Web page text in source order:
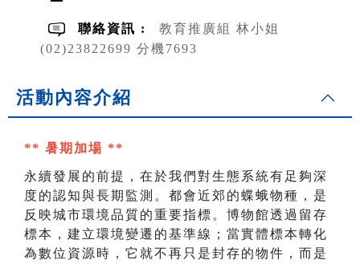
聯絡資訊 :
教育推廣組 林小姐
(02)23822699 分機7693
活動內容介紹
** 暑期加場 **
永續發展的前提，在於我們對生態系統有足夠深
度的認知與長期監測。都會近郊的蝶蛾物種，是
反映城市環境品質的重要指標。博物館透過留存
標本，建立環境變遷的基準線；當實體標本轉化
為數位資源時，它就不再只是封存的物件，而是